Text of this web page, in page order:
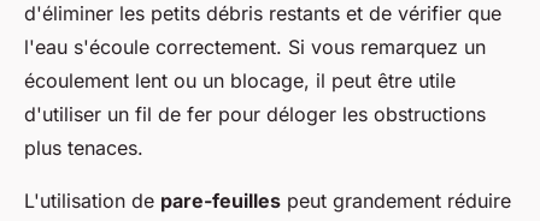
d'éliminer les petits débris restants et de vérifier que
l'eau s'écoule correctement. Si vous remarquez un
écoulement lent ou un blocage, il peut être utile
d'utiliser un fil de fer pour déloger les obstructions
plus tenaces.
L'utilisation de pare-feuilles peut grandement réduire